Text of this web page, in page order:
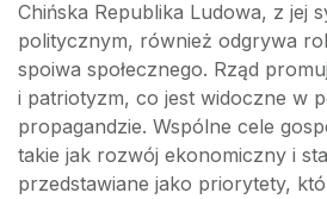
Chińska Republika Ludowa, z jej
politycznym, również odgrywa
spoiwa społecznego. Rząd
i patriotyzm, co jest widoczne w
propagandzie. Wspólne cele
takie jak rozwój ekonomiczny i
przedstawiane jako priorytety,